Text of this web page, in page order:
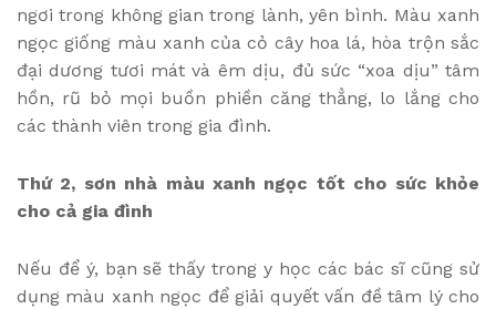
ngơi trong không gian trong lành, yên bình. Màu xanh
ngọc giống màu xanh của cỏ cây hoa lá, hòa trộn sắc
đại dương tươi mát và êm dịu, đủ sức “xoa dịu” tâm
hồn, rũ bỏ mọi buồn phiền căng thẳng, lo lắng cho
các thành viên trong gia đình.
Thứ 2, sơn nhà màu xanh ngọc tốt cho sức khỏe
cho cả gia đình
Nếu để ý, bạn sẽ thấy trong y học các bác sĩ cũng sử
dụng màu xanh ngọc để giải quyết vấn đề tâm lý cho